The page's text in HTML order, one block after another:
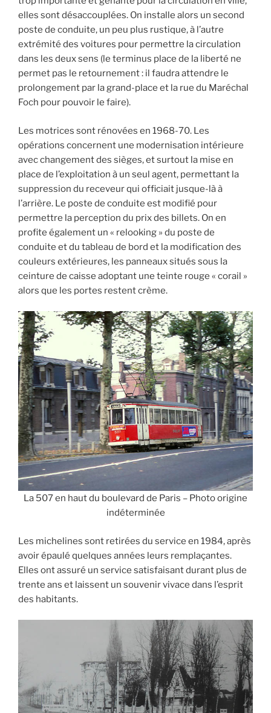
elles sont désaccouplées. On installe alors un second
poste de conduite, un peu plus rustique, à l’autre
extrémité des voitures pour permettre la circulation
dans les deux sens (le terminus place de la liberté ne
permet pas le retournement : il faudra attendre le
prolongement par la grand-place et la rue du Maréchal
Foch pour pouvoir le faire).
Les motrices sont rénovées en 1968-70. Les
opérations concernent une modernisation intérieure
avec changement des sièges, et surtout la mise en
place de l’exploitation à un seul agent, permettant la
suppression du receveur qui officiait jusque-là à
l’arrière. Le poste de conduite est modifié pour
permettre la perception du prix des billets. On en
profite également un « relooking » du poste de
conduite et du tableau de bord et la modification des
couleurs extérieures, les panneaux situés sous la
ceinture de caisse adoptant une teinte rouge « corail »
alors que les portes restent crème.
La 507 en haut du boulevard de Paris – Photo origine
indéterminée
Les michelines sont retirées du service en 1984, après
avoir épaulé quelques années leurs remplaçantes.
Elles ont assuré un service satisfaisant durant plus de
trente ans et laissent un souvenir vivace dans l’esprit
des habitants.